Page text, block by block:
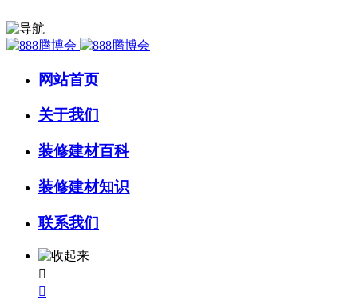
网站首页
关于我们
装修建材百科
装修建材知识
联系我们

